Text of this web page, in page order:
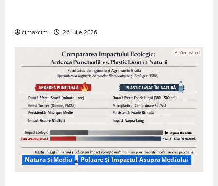
cimaxcim 26 iulie 2026
Natura și Mediu Poluare și Impactul Asupra Mediului